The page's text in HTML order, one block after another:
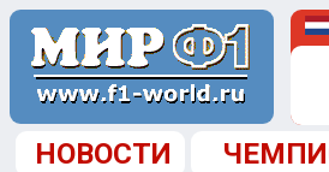
НОВОСТИ